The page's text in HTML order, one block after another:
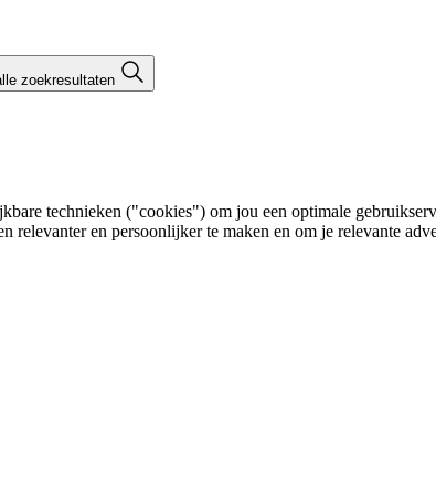
zoekresultaten
technieken ("cookies") om jou een optimale
relevanter en persoonlijker te maken en om je relevante